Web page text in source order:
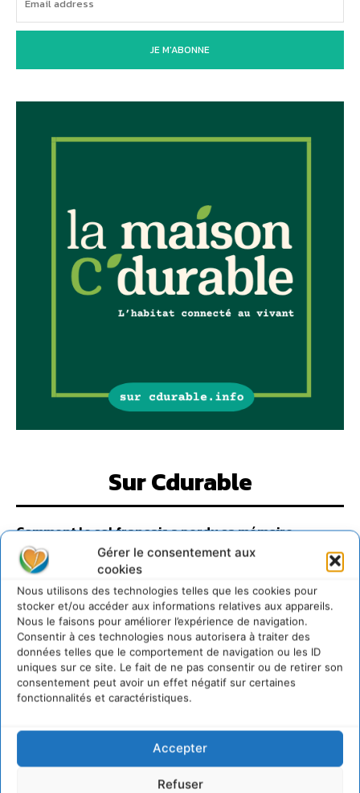
Gérer le consentement aux
cookies
Nous utilisons des technologies telles que les cookies pour
stocker et/ou accéder aux informations relatives aux appareils.
Nous le faisons pour améliorer l’expérience de navigation.
Consentir à ces technologies nous autorisera à traiter des
données telles que le comportement de navigation ou les ID
uniques sur ce site. Le fait de ne pas consentir ou de retirer son
consentement peut avoir un effet négatif sur certaines
fonctionnalités et caractéristiques.
Accepter
Refuser
JE M'ABONNE
Sur Cdurable
Comment le sol français a perdu sa mémoire
hydrique et déréglé tout le territoire (2020-2026)
2 août 2026
Développer notre attention aux espèces vivantes
non humaines avec les communs de Zoepolis
30 juillet 2026
Un kit citoyen pour lever les freins au
développement des forêts comestibles dans nos
villes
29 juillet 2026
28 juillet 2026
7 indicateurs pour des villes résilientes et durables,
adaptées au changement climatique